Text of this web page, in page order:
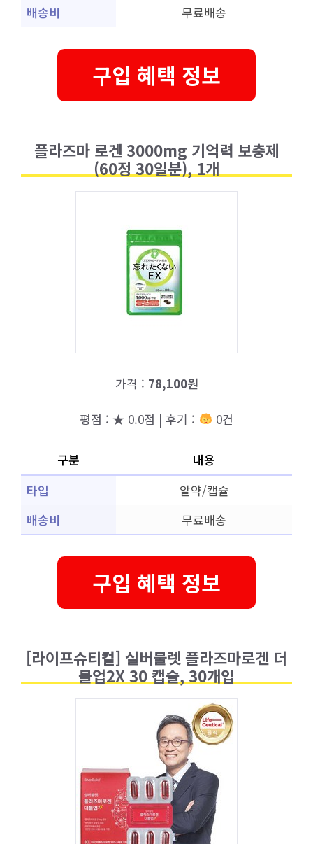
배송비
무료배송
구입 혜택 정보
플라즈마 로겐 3000mg 기억력 보충제
(60정 30일분), 1개
가격 : 78,100원
평점 : ★ 0.0점 | 후기 : 0건
구분
내용
타입
알약/캡슐
배송비
무료배송
구입 혜택 정보
[라이프슈티컬] 실버불렛 플라즈마로겐 더
블업2X 30 캡슐, 30개입